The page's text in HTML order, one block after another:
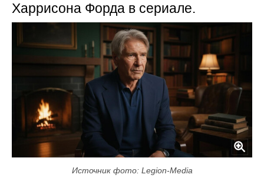
Харрисона Форда в сериале.
Источник фото: Legion-Media